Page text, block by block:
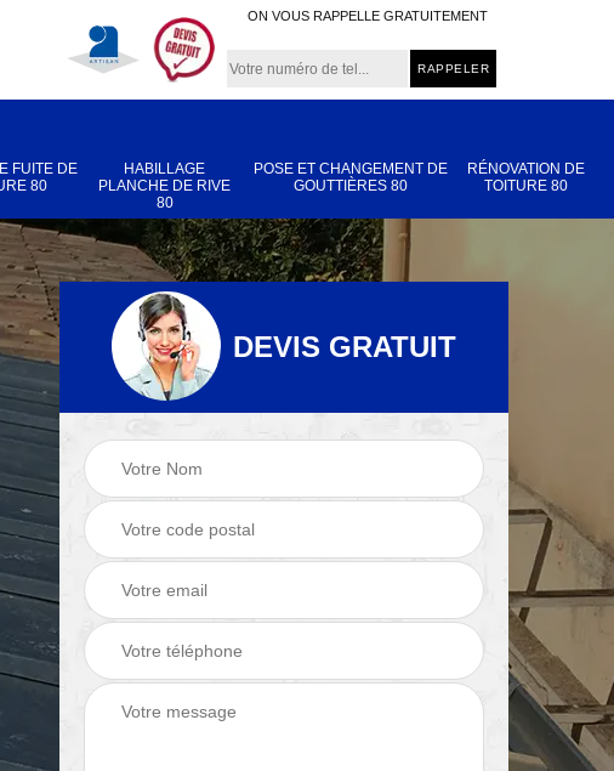
ON VOUS RAPPELLE GRATUITEMENT
FUITE DE
80
HABILLAGE
PLANCHE DE RIVE
80
POSE ET CHANGEMENT DE
GOUTTIÈRES 80
RÉNOVATION DE
TOITURE 80
80
Nettoyage et
démoussage de
toiture 80
Réparation de
toiture 80
DEVIS GRATUIT